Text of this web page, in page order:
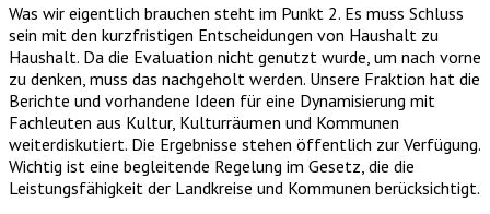
Was wir eigentlich brauchen steht im Punkt 2. Es muss Schluss
sein mit den kurzfristigen Entscheidungen von Haushalt zu
Haushalt. Da die Evaluation nicht genutzt wurde, um nach vorne
zu denken, muss das nachgeholt werden. Unsere Fraktion hat die
Berichte und vorhandene Ideen für eine Dynamisierung mit
Fachleuten aus Kultur, Kulturräumen und Kommunen
weiterdiskutiert. Die Ergebnisse stehen öffentlich zur Verfügung.
Wichtig ist eine begleitende Regelung im Gesetz, die die
Leistungsfähigkeit der Landkreise und Kommunen berücksichtigt.